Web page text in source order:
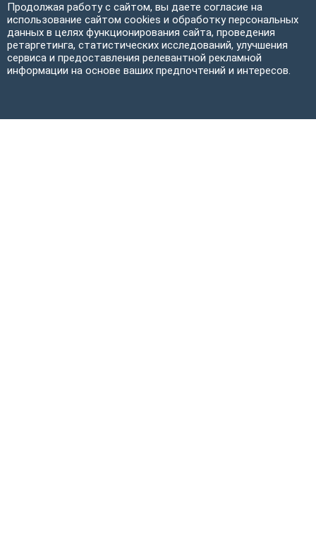
Продолжая работу с сайтом, вы даете согласие на
использование сайтом cookies и обработку персональных
данных в целях функционирования сайта, проведения
ретаргетинга, статистических исследований, улучшения
сервиса и предоставления релевантной рекламной
информации на основе ваших предпочтений и интересов.